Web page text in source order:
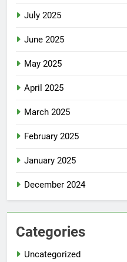
July 2025
June 2025
May 2025
April 2025
March 2025
February 2025
January 2025
December 2024
Categories
Uncategorized